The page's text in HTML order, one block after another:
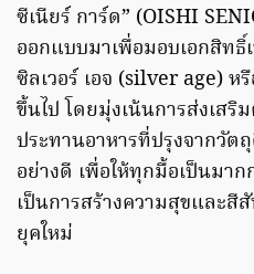
ซีเนียร์ การ์ด” (OISHI
ออกแบบมาเพื่อมอบเอกสิท
ซิลเวอร์ เอจ (silver age)
ขึ้นไป โดยมุ่งเน้นการส่งเส
ประทานอาหารที่ปรุงจากวั
อย่างดี เพื่อให้ทุกมื้อเป็นมา
เป็นการสร้างความสุขและสี
ยุคใหม่